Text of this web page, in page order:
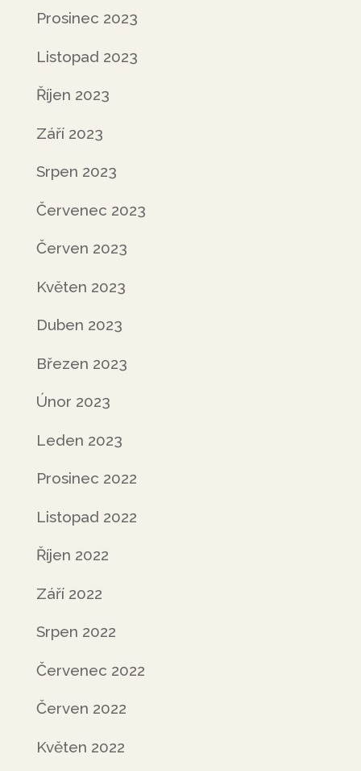
Prosinec 2023
Listopad 2023
Říjen 2023
Září 2023
Srpen 2023
Červenec 2023
Červen 2023
Květen 2023
Duben 2023
Březen 2023
Únor 2023
Leden 2023
Prosinec 2022
Listopad 2022
Říjen 2022
Září 2022
Srpen 2022
Červenec 2022
Červen 2022
Květen 2022